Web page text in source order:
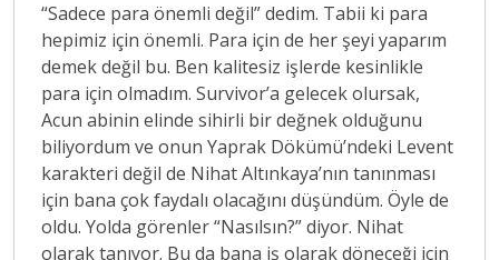
“Sadece para önemli değil” dedim. Tabii ki para
hepimiz için önemli. Para için de her şeyi yaparım
demek değil bu. Ben kalitesiz işlerde kesinlikle
para için olmadım. Survivor’a gelecek olursak,
Acun abinin elinde sihirli bir değnek olduğunu
biliyordum ve onun Yaprak Dökümü’ndeki Levent
karakteri değil de Nihat Altınkaya’nın tanınması
için bana çok faydalı olacağını düşündüm. Öyle de
oldu. Yolda görenler “Nasılsın?” diyor. Nihat
olarak tanıyor. Bu da bana iş olarak döneceği için